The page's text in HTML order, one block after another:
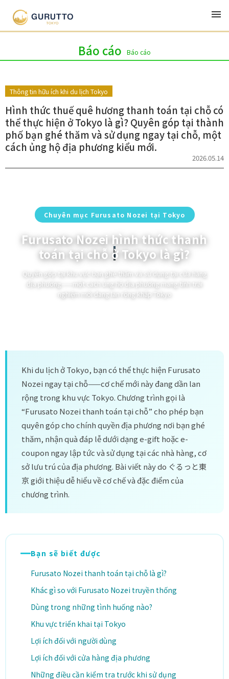
Mới nhất Thể loại
Báo cáo Báo cáo
Thông tin hữu ích khi du lịch Tokyo
Hình thức thuế quê hương thanh toán tại chỗ có
thể thực hiện ở Tokyo là gì? Quyên góp tại thành
phố bạn ghé thăm và sử dụng ngay tại chỗ, một
cách ủng hộ địa phương kiểu mới.
2026.05.14
Chuyên mục Furusato Nozei tại Tokyo
Furusato Nozei hình thức thanh
toán tại chỗ ở Tokyo là gì?
Quyên góp tại khu vực bạn ghé thăm và sử dụng tại cửa hàng
địa phương——một cách ủng hộ địa phương mang tính trải
nghiệm mới đang lan rộng khắp Tokyo
Khi du lịch ở Tokyo, bạn có thể thực hiện Furusato
Nozei ngay tại chỗ——cơ chế mới này đang dần lan
rộng trong khu vực Tokyo. Chương trình gọi là
“Furusato Nozei thanh toán tại chỗ” cho phép bạn
quyên góp cho chính quyền địa phương nơi bạn ghé
thăm, nhận quà đáp lễ dưới dạng e-gift hoặc e-
coupon ngay lập tức và sử dụng tại các nhà hàng, cơ
sở lưu trú của địa phương. Bài viết này do ぐるっと東
京 giới thiệu dễ hiểu về cơ chế và đặc điểm của
chương trình.
Bạn sẽ biết được
Furusato Nozei thanh toán tại chỗ là gì?
Khác gì so với Furusato Nozei truyền thống
Dùng trong những tình huống nào?
Khu vực triển khai tại Tokyo
Lợi ích đối với người dùng
Lợi ích đối với cửa hàng địa phương
Những điều cần kiểm tra trước khi sử dụng